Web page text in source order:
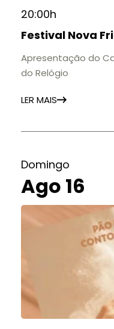
20:00h
Festival Nova
Apresentação do
do Relógio
LER MAIS
Domingo
Ago 16